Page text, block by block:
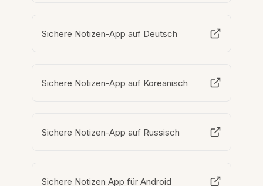
Sichere Notizen-App auf Deutsch
Sichere Notizen-App auf Koreanisch
Sichere Notizen-App auf Russisch
Sichere Notizen App für Android